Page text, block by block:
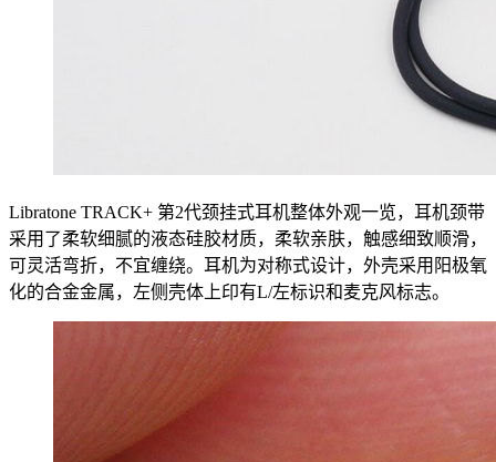
Libratone TRACK+ 第2代颈挂式耳机整体外观一览，耳机颈带
采用了柔软细腻的液态硅胶材质，柔软亲肤，触感细致顺滑，
可灵活弯折，不宜缠绕。耳机为对称式设计，外壳采用阳极氧
化的合金金属，左侧壳体上印有L/左标识和麦克风标志。